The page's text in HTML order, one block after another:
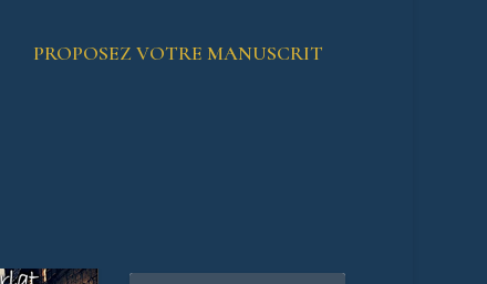
PROPOSEZ VOTRE MANUSCRIT